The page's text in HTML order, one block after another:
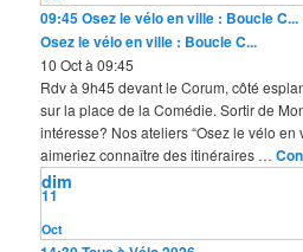
09:45Osez le vélo en ville : Boucle C...
Osez le vélo en ville : Boucle C...
10 Oct à 09:45
Rdv à 9h45 devant le Corum, côté
sur la place de la Comédie. Sortir de
intéresse? Nos ateliers “Osez le vélo en
aimeriez connaître des itinéraires …
Oct
11
dim